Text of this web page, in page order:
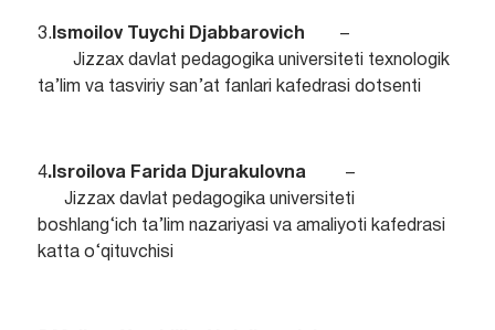
3.Ismoilov Tuychi Djabbarovich
–
Jizzax davlat pedagogika universiteti texnologik
ta’lim va tasviriy san’at fanlari kafedrasi dotsenti
4.Isroilova Farida Djurakulovna
–
Jizzax davlat pedagogika universiteti
boshlang‘ich ta’lim nazariyasi va amaliyoti kafedrasi
katta o‘qituvchisi